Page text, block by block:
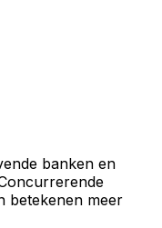
banken en
betekenen meer